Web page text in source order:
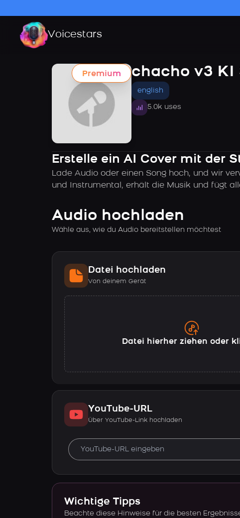
Voicestars
Premium chacho v3 KI
english
5.0k uses
Erstelle ein AI Cover mit der
Lade Audio oder einen Song hoch, und wir
und Instrumental, erhält die Musik und fügt
Audio hochladen
Wähle aus, wie du Audio bereitstellen möchtest
Datei hochladen
Von deinem Gerät
Datei hierher ziehen oder
YouTube-URL
Über YouTube-Link hochladen
Wichtige Tipps
Beachte diese Hinweise für die besten